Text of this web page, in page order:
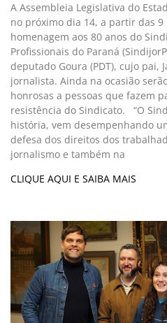
A Assembleia Legislativa do
no próximo dia 14, a partir das 9
homenagem aos 80 anos do
Profissionais do Paraná
deputado Goura (PDT), cujo pai,
jornalista. Ainda na ocasião
honrosas a pessoas que fazem
resistência do Sindicato. “O
história, vem desempenhando
defesa dos direitos dos
jornalismo e também na
CLIQUE AQUI E SAIBA MAIS